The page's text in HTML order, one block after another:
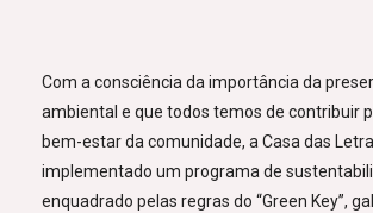
Com a consciência da importância da
ambiental e que todos temos de contribuir
bem-estar da comunidade, a Casa das
implementado um programa de
enquadrado pelas regras do “Green Key”,